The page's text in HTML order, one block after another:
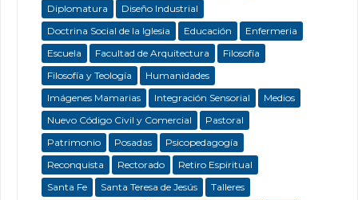
Diplomatura
Diseño Industrial
Doctrina Social de la Iglesia
Educación
Enfermeria
Escuela
Facultad de Arquitectura
Filosofía
Filosofía y Teología
Humanidades
Imágenes Mamarias
Integración Sensorial
Medios
Nuevo Código Civil y Comercial
Pastoral
Patrimonio
Posadas
Psicopedagogía
Reconquista
Rectorado
Retiro Espiritual
Santa Fe
Santa Teresa de Jesús
Talleres